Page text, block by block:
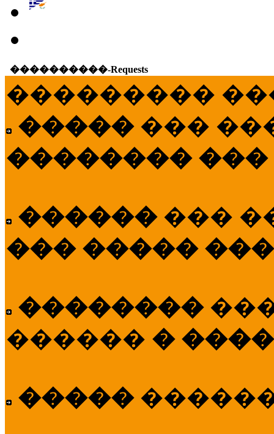
����������-Requests
���������
����� ���
�������� ���
������ ���
��� �����
��������
������ �
�����